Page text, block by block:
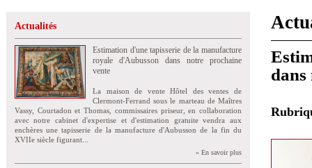
Actualités
Estimation d'une tapisserie de la manufacture
royale d'Aubusson dans notre prochaine
vente
La maison de vente Hôtel des ventes de
Clermont-Ferrand sous le marteau de Maîtres
Vassy, Courtadon et Thomas, commissaires priseur, en collaboration
avec notre cabinet d'expertise et d'estimation gratuite vendra aux
enchères une tapisserie de la manufacture d'Aubusson de la fin du
XVIIe siècle figurant...
» En savoir plus
dans